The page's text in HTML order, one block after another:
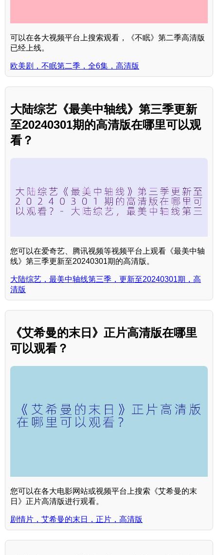
可以在各大视频平台上搜索观看，《不眠》第二季高清版
已经上线。
欧美剧，不眠第二季，全6集，高清版
大陆综艺《最美中轴线》第三季更新
至20240301期的高清版在哪里可以观
看？
您可以在爱奇艺、腾讯视频等视频平台上观看《最美中轴
线》第三季更新至20240301期的高清版。
大陆综艺，最美中轴线第三季，更新至20240301期，高
清版
《艾希曼的末日》正片高清版在哪里
可以观看？
您可以在各大电影网站或视频平台上搜索《艾希曼的末
日》正片高清版进行观看。
剧情片，艾希曼的末日，正片，高清版